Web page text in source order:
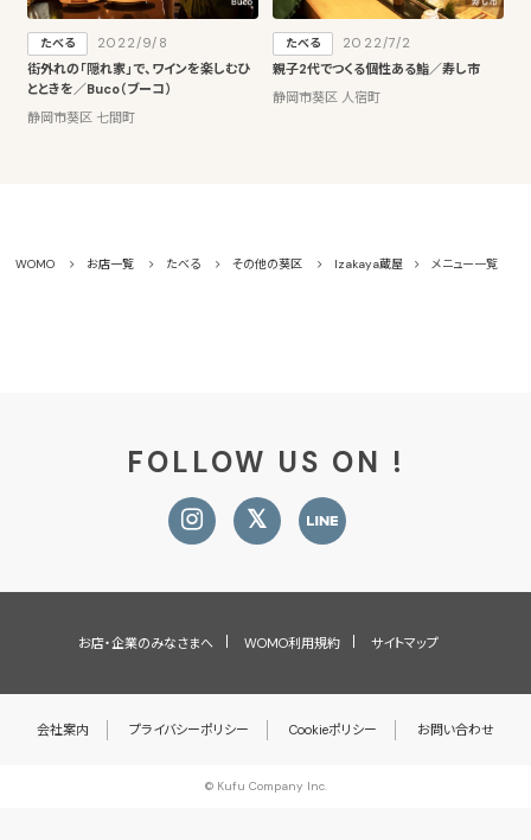
たべる
2022/9/8
街外れの「隠れ家」で、ワインを楽しむひ
とときを／Buco（ブーコ）
静岡市葵区 七間町
たべる
2022/7/2
親子2代でつくる個性ある鮨／寿し市
静岡市葵区 人宿町
WOMO お店一覧 たべる その他の葵区 Izakaya蔵屋 メニュー一覧
FOLLOW US ON !
お店・企業のみなさまへ WOMO利用規約 サイトマップ
会社案内 プライバシーポリシー Cookieポリシー お問い合わせ
© Kufu Company Inc.